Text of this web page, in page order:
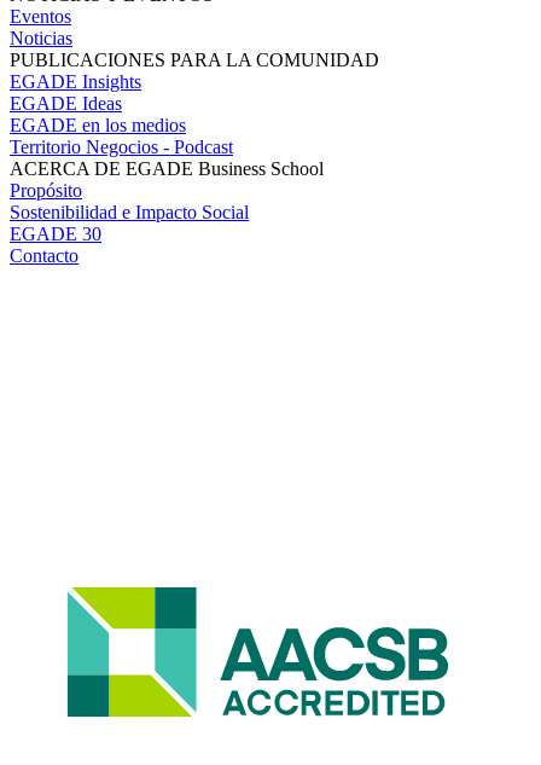
Eventos
Noticias
PUBLICACIONES PARA LA COMUNIDAD
EGADE Insights
EGADE Ideas
EGADE en los medios
Territorio Negocios - Podcast
ACERCA DE EGADE Business School
Propósito
Sostenibilidad e Impacto Social
EGADE 30
Contacto